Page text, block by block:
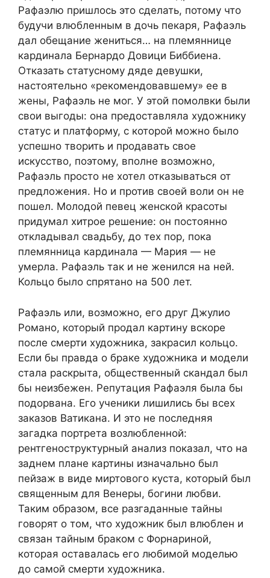
Рафаэлю пришлось это сделать, потому что
будучи влюбленным в дочь пекаря, Рафаэль
дал обещание жениться… на племяннице
кардинала Бернардо Довици Биббиена.
Отказать статусному дяде девушки,
настоятельно «рекомендовавшему» ее в
жены, Рафаэль не мог. У этой помолвки были
свои выгоды: она предоставляла художнику
статус и платформу, с которой можно было
успешно творить и продавать свое
искусство, поэтому, вполне возможно,
Рафаэль просто не хотел отказываться от
предложения. Но и против своей воли он не
пошел. Молодой певец женской красоты
придумал хитрое решение: он постоянно
откладывал свадьбу, до тех пор, пока
племянница кардинала — Мария — не
умерла. Рафаэль так и не женился на ней.
Кольцо было спрятано на 500 лет.
Рафаэль или, возможно, его друг Джулио
Романо, который продал картину вскоре
после смерти художника, закрасил кольцо.
Если бы правда о браке художника и модели
стала раскрыта, общественный скандал был
бы неизбежен. Репутация Рафаэля была бы
подорвана. Его ученики лишились бы всех
заказов Ватикана. И это не последняя
загадка портрета возлюбленной:
рентгеноструктурный анализ показал, что на
заднем плане картины изначально был
пейзаж в виде миртового куста, который был
священным для Венеры, богини любви.
Таким образом, все разгаданные тайны
говорят о том, что художник был влюблен и
связан тайным браком с Форнариной,
которая оставалась его любимой моделью
до самой смерти художника.